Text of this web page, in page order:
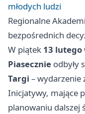
młodych ludzi
Regionalne
bezpośrednich
W piątek 13 lutego
Piasecznie odbyły
Targi – wydarzenie
Inicjatywy, mające
planowaniu dalszej